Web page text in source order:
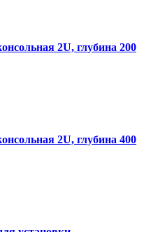
2U, глубина 200
2U, глубина 400